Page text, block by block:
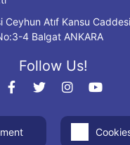
Ceyhun Atıf Kansu
4 Balgat ANKARA
Follow Us!